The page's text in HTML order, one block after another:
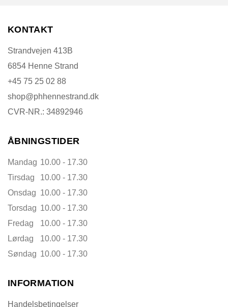
KONTAKT
Strandvejen 413B
6854 Henne Strand
+45 75 25 02 88
shop@phhennestrand.dk
CVR-NR.: 34892946
ÅBNINGSTIDER
Mandag 10.00 - 17.30
Tirsdag
10.00 - 17.30
Onsdag 10.00 - 17.30
Torsdag 10.00 - 17.30
Fredag
10.00 - 17.30
Lørdag
10.00 - 17.30
Søndag 10.00 - 17.30
INFORMATION
Handelsbetingelser